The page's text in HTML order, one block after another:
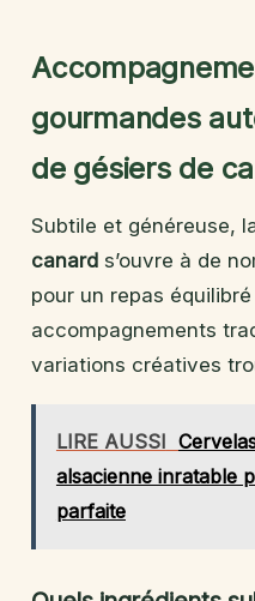
gourmandes
de gésiers de
Subtile et généreuse,
canard s’ouvre à de
pour un repas
accompagnements
variations créatives
LIRE AUSSI
alsacienne inratable
parfaite